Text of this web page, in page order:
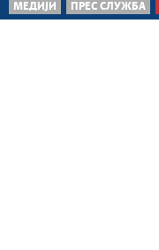
МЕДИЈИ ПРЕС СЛУЖБА